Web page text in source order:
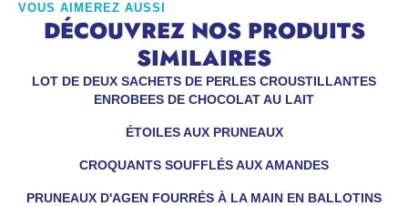
VOUS AIMEREZ AUSSI
DÉCOUVREZ NOS PRODUITS
SIMILAIRES
LOT DE DEUX SACHETS DE PERLES CROUSTILLANTES
ENROBEES DE CHOCOLAT AU LAIT
ÉTOILES AUX PRUNEAUX
CROQUANTS SOUFFLÉS AUX AMANDES
PRUNEAUX D'AGEN FOURRÉS À LA MAIN EN BALLOTINS